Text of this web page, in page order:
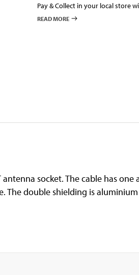
Pay & Collect in your local store
READ MORE
socket. The cable has
The double shielding is